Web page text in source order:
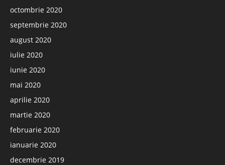
octombrie 2020
septembrie 2020
august 2020
iulie 2020
iunie 2020
mai 2020
aprilie 2020
martie 2020
februarie 2020
ianuarie 2020
decembrie 2019